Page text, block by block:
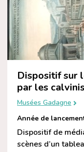
Dispositif sur
par les
Musées Gadagne
Année de
Dispositif de
scènes d’un